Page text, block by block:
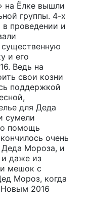
на Ёлке вышли
группы. 4-х
в проведении и
и его
Ведь на
свои козни
поддержкой
для Деда
сумели
помощь
очень
Деда Мороза, и
и даже из
мешок с
Мороз, когда
Новым 2016